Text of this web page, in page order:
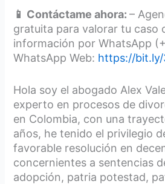
📱 Contáctame ahora:–
gratuita para valorar tu caso
información por WhatsApp
WhatsApp Web: https://bit.ly/
Hola soy el abogado Alex
experto en procesos de
en Colombia, con una
años, he tenido el privilegio
favorable resolución en
concernientes a sentencias
adopción, patria potestad,